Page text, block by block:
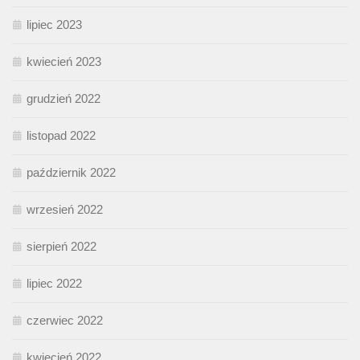
lipiec 2023
kwiecień 2023
grudzień 2022
listopad 2022
październik 2022
wrzesień 2022
sierpień 2022
lipiec 2022
czerwiec 2022
kwiecień 2022